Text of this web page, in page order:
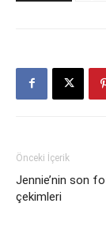
Önceki İçerik
Jennie’nin son
çekimleri